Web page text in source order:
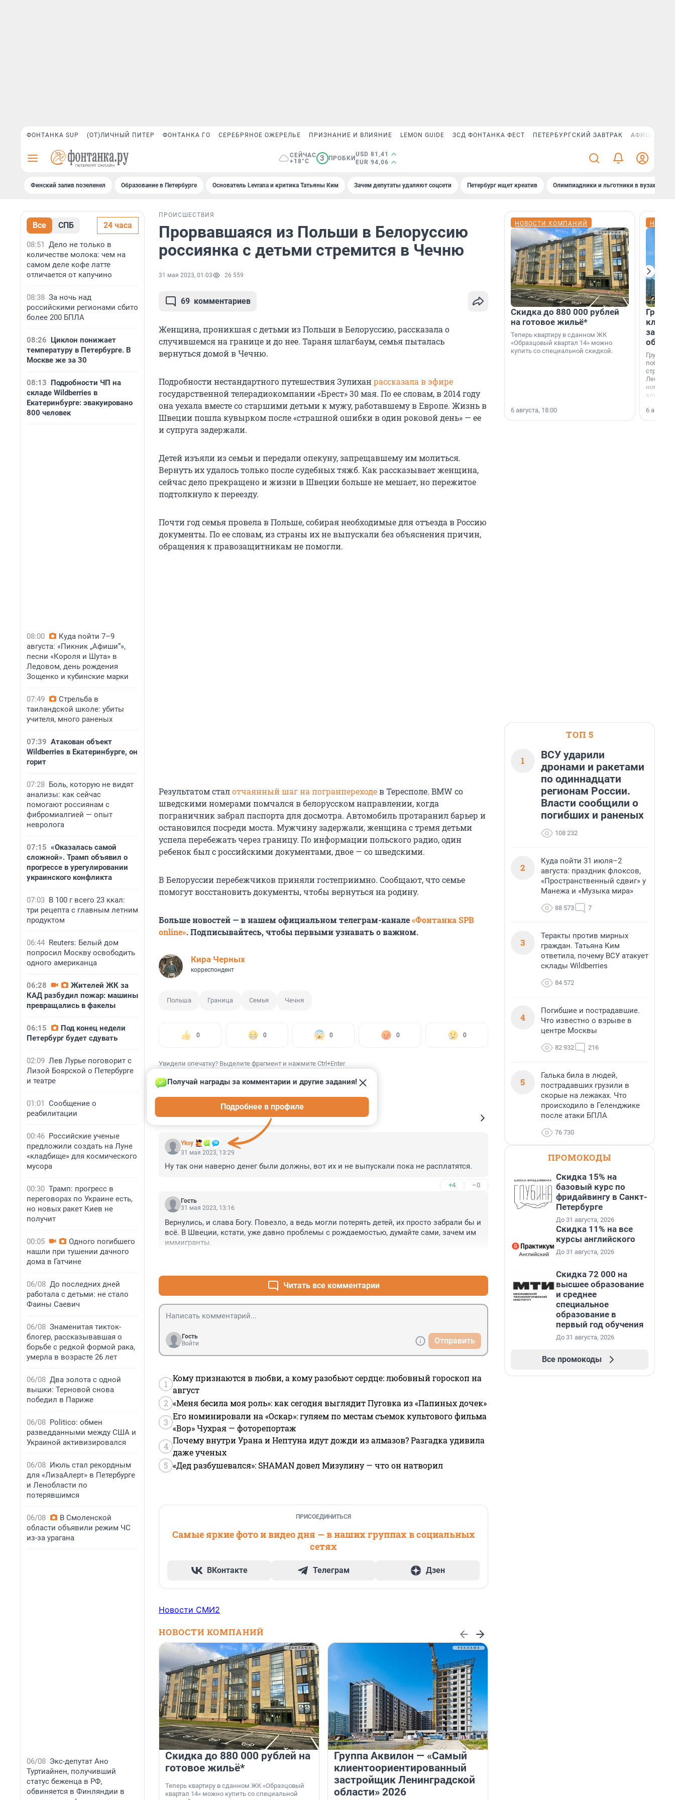
ФОНТАНКА SUP (ОТ)ЛИЧНЫЙ ПИТЕР ФОНТАНКА ГО СЕРЕБРЯНОЕ ОЖЕРЕЛЬЕ ПРИЗНАНИЕ И ВЛИЯНИЕ LEMON GUIDE ЗСД ФОНТАНКА ФЕСТ ПЕТЕРБУРГСКИЙ ЗАВТРАК АФИША PLUS
СЕЙЧАС
+18°C
3 ПРОБКИ
USD 81,41
EUR 94,06
Финский залив позеленел Образование в Петербурге Основатель Levrana и критика Татьяны Ким Зачем депутаты удаляют соцсети Петербург ищет креатив Олимпиадники и льготники в вузах СПб
Все СПБ 24 часа
08:51 Дело не только в
количестве молока: чем на
самом деле кофе латте
отличается от капучино
08:38 За ночь над
российскими регионами сбито
более 200 БПЛА
08:26 Циклон понижает
температуру в Петербурге. В
Москве же за 30
08:13 Подробности ЧП на
складе Wildberries в
Екатеринбурге: эвакуировано
800 человек
08:00
Куда пойти 7–9
августа: «Пикник „Афиши“»,
песни «Короля и Шута» в
Ледовом, день рождения
Зощенко и кубинские марки
07:49
Стрельба в
таиландской школе: убиты
учителя, много раненых
07:39 Атакован объект
Wildberries в Екатеринбурге, он
горит
07:28 Боль, которую не видят
анализы: как сейчас
помогают россиянам с
фибромиалгией — опыт
невролога
07:15 «Оказалась самой
сложной». Трамп объявил о
прогрессе в урегулировании
украинского конфликта
07:03 В 100 г всего 23 ккал:
три рецепта с главным летним
продуктом
06:44 Reuters: Белый дом
попросил Москву освободить
одного американца
06:28
Жителей ЖК за
КАД разбудил пожар: машины
превращались в факелы
06:15
Под конец недели
Петербург будет сдувать
02:09 Лев Лурье поговорит с
Лизой Боярской о Петербурге
и театре
01:01 Сообщение о
реабилитации
00:46 Российские ученые
предложили создать на Луне
«кладбище» для космического
мусора
00:30 Трамп: прогресс в
переговорах по Украине есть,
но новых ракет Киев не
получит
00:05
Одного погибшего
нашли при тушении дачного
дома в Гатчине
06/08 До последних дней
работала с детьми: не стало
Фаины Саевич
06/08 Знаменитая тикток-
блогер, рассказывавшая о
борьбе с редкой формой рака,
умерла в возрасте 26 лет
06/08 Два золота с одной
вышки: Терновой снова
победил в Париже
06/08 Politico: обмен
разведданными между США и
Украиной активизировался
06/08 Июль стал рекордным
для «ЛизаАлерт» в Петербурге
и Ленобласти по
потерявшимся
06/08
В Смоленской
области объявили режим ЧС
из-за урагана
06/08 Экс-депутат Ано
Туртиайнен, получивший
статус беженца в РФ,
обвиняется в Финляндии в
ПРОИСШЕСТВИЯ
Прорвавшаяся из Польши в Белоруссию
россиянка с детьми стремится в Чечню
31 мая 2023, 01:03 26 559
69 комментариев
Женщина, проникшая с детьми из Польши в Белоруссию, рассказала о
случившемся на границе и до нее. Тараня шлагбаум, семья пыталась
вернуться домой в Чечню.
Подробности нестандартного путешествия Зулиханрассказала в эфире
государственной телерадиокомпании «Брест» 30 мая. По ее словам, в 2014 году
она уехала вместе со старшими детьми к мужу, работавшему в Европе. Жизнь в
Швеции пошла кувырком после «страшной ошибки в один роковой день» — ее
и супруга задержали.
Детей изъяли из семьи и передали опекуну, запрещавшему им молиться.
Вернуть их удалось только после судебных тяжб. Как рассказывает женщина,
сейчас дело прекращено и жизни в Швеции больше не мешает, но пережитое
подтолкнуло к переезду.
Почти год семья провела в Польше, собирая необходимые для отъезда в Россию
документы. По ее словам, из страны их не выпускали без объяснения причин,
обращения к правозащитникам не помогли.
Результатом сталотчаянный шаг на погранпереходев Тересполе. BMW со
шведскими номерами помчался в белорусском направлении, когда
пограничник забрал паспорта для досмотра. Автомобиль протаранил барьер и
остановился посреди моста. Мужчину задержали, женщина с тремя детьми
успела перебежать через границу. По информации польского радио, один
ребенок был с российскими документами, двое — со шведскими.
В Белоруссии перебежчиков приняли гостеприимно. Сообщают, что семье
помогут восстановить документы, чтобы вернуться на родину.
Больше новостей — в нашем официальном телеграм-канале«Фонтанка SPB
online». Подписывайтесь, чтобы первыми узнавать о важном.
Кира Черных
корреспондент
Польша Граница Семья Чечня
0 0 0 0 0
Увидели опечатку? Выделите фрагмент и нажмите Ctrl+Enter
КОММЕНТАРИИ 69
Yksy
Получай награды за комментарии и другие задания!
Подробнее в профиле
31 мая 2023, 13:29
Ну так они наверно денег были должны, вот их и не выпускали пока не расплатятся.
+4 –0
Гость
31 мая 2023, 13:16
Вернулись, и слава Богу. Повезло, а ведь могли потерять детей, их просто забрали бы и
всё. В Швеции, кстати, уже давно проблемы с рождаемостью, думайте сами, зачем им
иммигранты.
Читать все комментарии
Гость
Войти
Отправить
1
Кому признаются в любви, а кому разобьют сердце: любовный гороскоп на
август
2 «Меня бесила моя роль»: как сегодня выглядит Пуговка из «Папиных дочек»
3
Его номинировали на «Оскар»: гуляем по местам съемок культового фильма
«Вор» Чухрая — фоторепортаж
4
Почему внутри Урана и Нептуна идут дожди из алмазов? Разгадка удивила
даже ученых
5 «Дед разбушевался»: SHAMAN довел Мизулину — что он натворил
ПРИСОЕДИНИТЬСЯ
Самые яркие фото и видео дня — в наших группах в социальных
сетях
ВКонтакте Телеграм Дзен
Новости СМИ2
НОВОСТИ КОМПАНИЙ
Скидка до 880 000 рублей на
готовое жильё*
Теперь квартиру в сданном ЖК «Образцовый
квартал 14» можно купить со специальной
Группа Аквилон — «Самый
клиентоориентированный
застройщик Ленинградской
области» 2026
НОВОСТИ КОМПАНИЙ
Скидка до 880 000 рублей
на готовое жильё*
Теперь квартиру в сданном ЖК
«Образцовый квартал 14» можно
купить со специальной скидкой.
6 августа, 18:00
Группа
области».
6
ТОП 5
1
ВСУ ударили
дронами и ракетами
по одиннадцати
регионам России.
Власти сообщили о
погибших и раненых
108 232
2
Куда пойти 31 июля–2
августа: праздник флоксов,
«Пространственный сдвиг» у
Манежа и «Музыка мира»
88 573 7
3
Теракты против мирных
граждан. Татьяна Ким
ответила, почему ВСУ атакует
склады Wildberries
84 572
4
Погибшие и пострадавшие.
Что известно о взрыве в
центре Москвы
82 932 216
5
Галька била в людей,
пострадавших грузили в
скорые на лежаках. Что
происходило в Геленджике
после атаки БПЛА
76 730
ПРОМОКОДЫ
Скидка 15% на
базовый курс по
фридайвингу в Санкт-
Петербурге
До 31 августа, 2026
Скидка 11% на все
курсы английского
До 31 августа, 2026
Скидка 72 000 на
высшее образование
и среднее
специальное
образование в
первый год обучения
До 31 августа, 2026
Все промокоды